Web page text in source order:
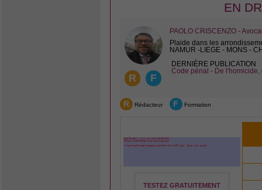
EN
R F
PAOLO CRISCENZO -
Plaide dans les
NAMUR -LIEGE - MONS -
DERNIÈRE PUBLICATION
Code pénal - De
R Rédacteur F Formation
TESTEZ GRATUITEMENT